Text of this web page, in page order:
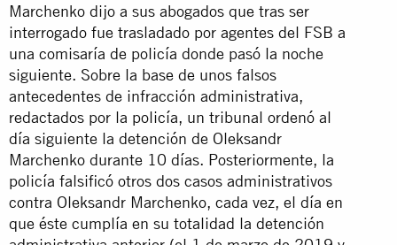
Marchenko dijo a sus abogados que tras ser
interrogado fue trasladado por agentes del FSB a
una comisaría de policía donde pasó la noche
siguiente. Sobre la base de unos falsos
antecedentes de infracción administrativa,
redactados por la policía, un tribunal ordenó al
día siguiente la detención de Oleksandr
Marchenko durante 10 días. Posteriormente, la
policía falsificó otros dos casos administrativos
contra Oleksandr Marchenko, cada vez, el día en
que éste cumplía en su totalidad la detención